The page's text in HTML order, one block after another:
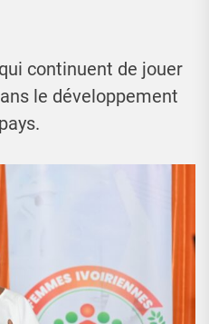
continuent de jouer
le développement